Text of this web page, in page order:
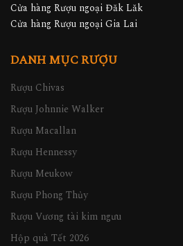
Cửa hàng Rượu ngoại Đăk Lăk
Cửa hàng Rượu ngoại Gia Lai
DANH MỤC RƯỢU
Rượu Chivas
Rượu Johnnie Walker
Rượu Macallan
Rượu Hennessy
Rượu Meukow
Rượu Phong Thủy
Rượu Vương tài kim ngưu
Hộp quà Tết 2026